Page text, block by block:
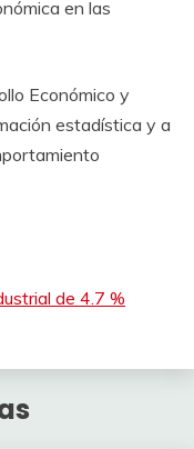
en las
Económico y
estadística y a
de 4.7 %